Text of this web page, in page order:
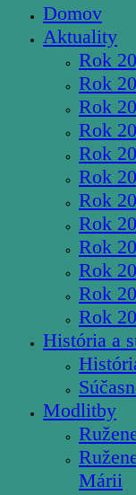
Domov
Aktuality
Rok
Rok
Rok
Rok
Rok
Rok
Rok
Rok
Rok
Rok
Rok
Rok
História a
Modlitby
Márii